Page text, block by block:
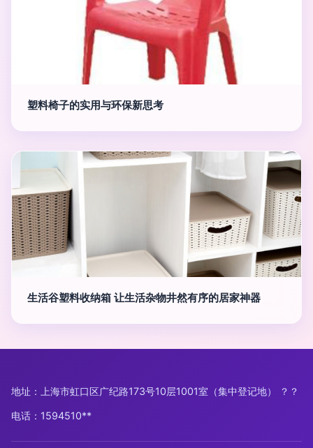
塑料椅子的实用与环保新思考
生活谷塑料收纳箱 让生活杂物井然有序的居家神器
地址：上海市虹口区广纪路173号10层1001室（集中登记地） ？？
电话：1594510**